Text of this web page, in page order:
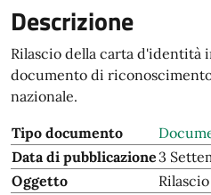
Descrizione
Rilascio della carta d'identità
documento di
nazionale.
Tipo documento
Data di pubblicazione3
Oggetto